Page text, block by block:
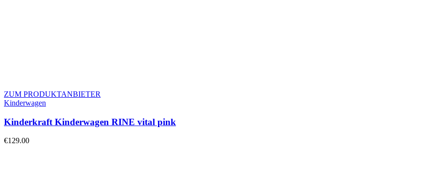
ZUM PRODUKTANBIETER
Kinderwagen
Kinderkraft Kinderwagen RINE vital pink
€129.00